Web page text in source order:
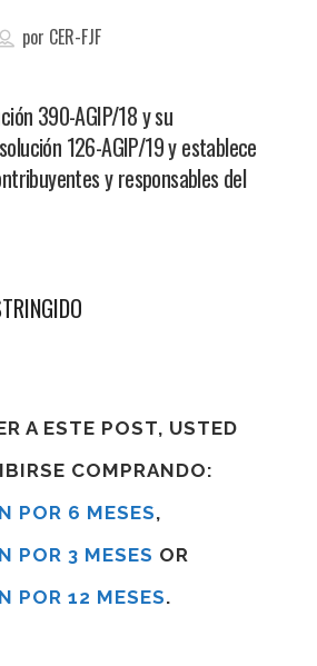
por CER-FJF
390-AGIP/18 y su
126-AGIP/19 y establece
y responsables del
A ESTE POST, USTED
COMPRANDO:
POR 6 MESES,
POR 3 MESES OR
POR 12 MESES.